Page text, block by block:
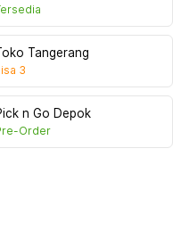
Tangerang
3
n Go Depok
Order